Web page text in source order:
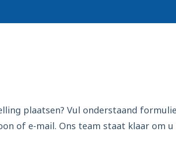
plaatsen? Vul onderstaand
of e-mail. Ons team staat klaar om u